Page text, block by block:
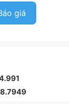
với giá
giá